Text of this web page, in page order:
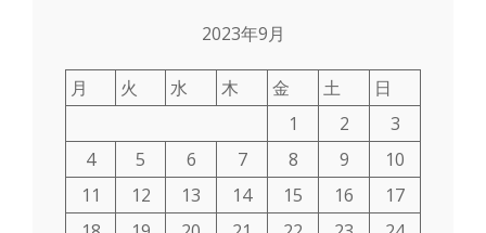
2023年9月
月 火 水 木 金 土
日
1
2
3
4
5 6 7 8 9
10
11
12 13 14 15 16
17